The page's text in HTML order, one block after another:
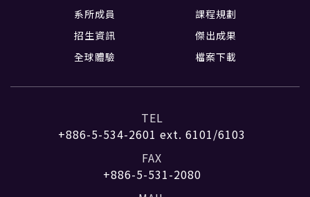
系所成員
課程規劃
招生資訊
傑出成果
全球體驗
檔案下載
TEL
+886-5-534-2601 ext. 6101/6103
FAX
+886-5-531-2080